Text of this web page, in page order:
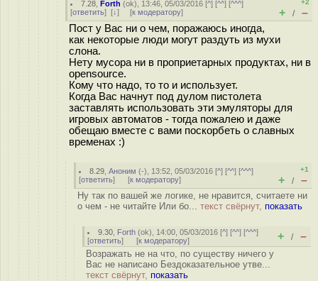
7.28 ,Forth (ok), 13:46, 05/03/2016 [^] [^^] [^^^]
[ответить] [↓] [к модератору]
+2
+ / –
Пост у Вас ни о чем, поражаюсь иногда,
как некоторые люди могут раздуть из мухи
слона.
Нету мусора ни в проприетарных продуктах, ни в
opensource.
Кому что надо, то то и использует.
Когда Вас начнут под дулом пистолета
заставлять использовать эти эмуляторы для
игровых автоматов - тогда пожалею и даже
обещаю вместе с вами поскорбеть о славных
временах :)
8.29 ,Аноним (-), 13:52, 05/03/2016 [^] [^^] [^^^]
[ответить] [к модератору]
+1
+ / –
Ну так по вашей же логике, не нравится, считаете ни
о чем - не читайте Или бо... текст свёрнут, показать
9.30 Forth (ok), 14:00, 05/03/2016 [^] [^^] [^^^]
[ответить] [к модератору] + / –
Возражать не на что, по существу ничего у
Вас не написано Бездоказательное утве...
текст свёрнут, показать